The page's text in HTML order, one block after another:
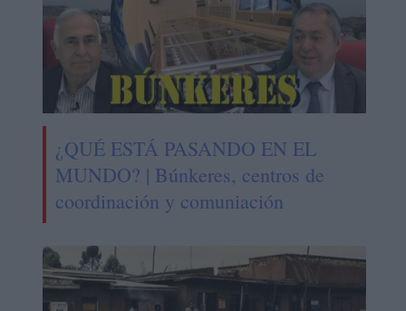
¿QUÉ ESTÁ PASANDO EN EL
MUNDO? | Búnkeres, centros de
coordinación y comuniación